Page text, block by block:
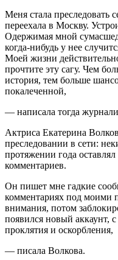
Меня стала преследовать
переехала в Москву.
Одержимая мной
когда-нибудь у нее
Моей жизни
прочтите эту сагу. Чем
история, тем больше
покалеченной,
— написала тогда
Актриса Екатерина
преследовании в сети:
протяжении года
комментариев.
Он пишет мне гадкие
комментариях под моими
внимания, потом
появился новый аккаунт,
проклятия и оскорбления,
— писала Волкова.